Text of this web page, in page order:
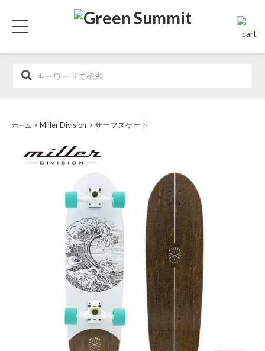
ホーム > Miller Division > サーフスケート